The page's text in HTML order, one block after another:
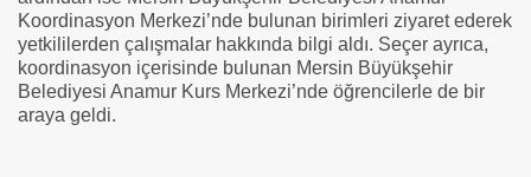
Koordinasyon Merkezi’nde bulunan birimleri ziyaret ederek
yetkililerden çalışmalar hakkında bilgi aldı. Seçer ayrıca,
koordinasyon içerisinde bulunan Mersin Büyükşehir
Belediyesi Anamur Kurs Merkezi’nde öğrencilerle de bir
araya geldi.